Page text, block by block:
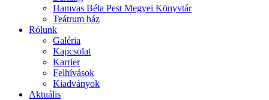
Hamvas Béla Pest Megyei Könyvtár
Teátrum ház
Rólunk
Galéria
Kapcsolat
Karrier
Felhívások
Kiadványok
Aktuális